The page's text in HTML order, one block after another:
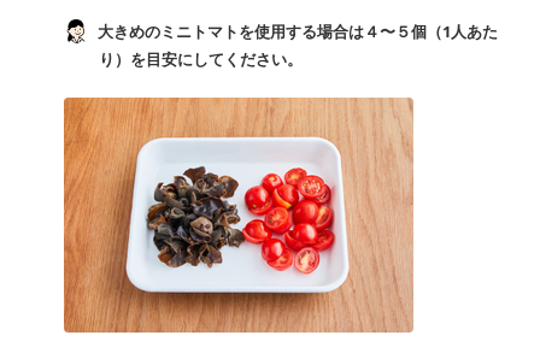
大きめのミニトマトを使用する場合は４〜５個（1人あた
り）を目安にしてください。